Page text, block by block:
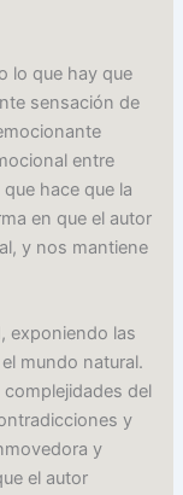
lo que hay que
sensación de
entre
hace que la
en que el autor
y nos mantiene
exponiendo las
mundo natural.
del
y
y
el autor